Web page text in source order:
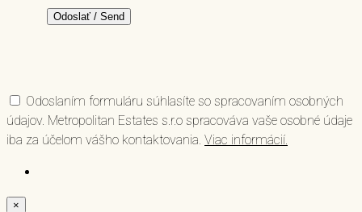
Odoslaním formuláru súhlasíte so spracovaním osobných
údajov. Metropolitan Estates s.r.o spracováva vaše osobné údaje
iba za účelom vášho kontaktovania. Viac informácií.
×